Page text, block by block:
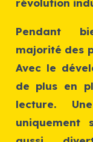
révolution
Pendant
majorité des
Avec le
de plus en
lecture.
uniquement